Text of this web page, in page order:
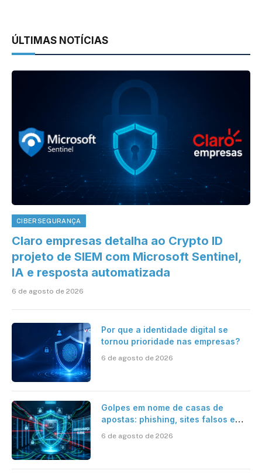
ÚLTIMAS NOTÍCIAS
CIBERSEGURANÇA
Claro empresas detalha ao Crypto ID
projeto de SIEM com Microsoft Sentinel,
IA e resposta automatizada
6 de agosto de 2026
Por que a identidade digital se
tornou prioridade nas empresas?
6 de agosto de 2026
Golpes em nome de casas de
apostas: phishing, sites falsos e
6 de agosto de 2026